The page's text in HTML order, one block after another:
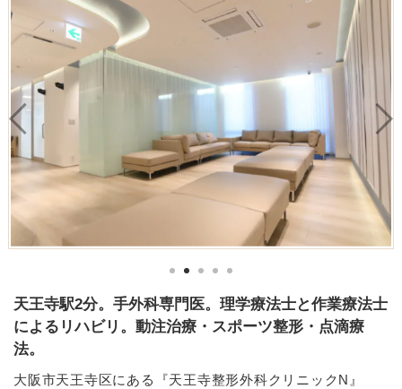
天王寺駅2分。手外科専門医。理学療法士と作業療法士
によるリハビリ。動注治療・スポーツ整形・点滴療
法。
大阪市天王寺区にある『天王寺整形外科クリニックN』